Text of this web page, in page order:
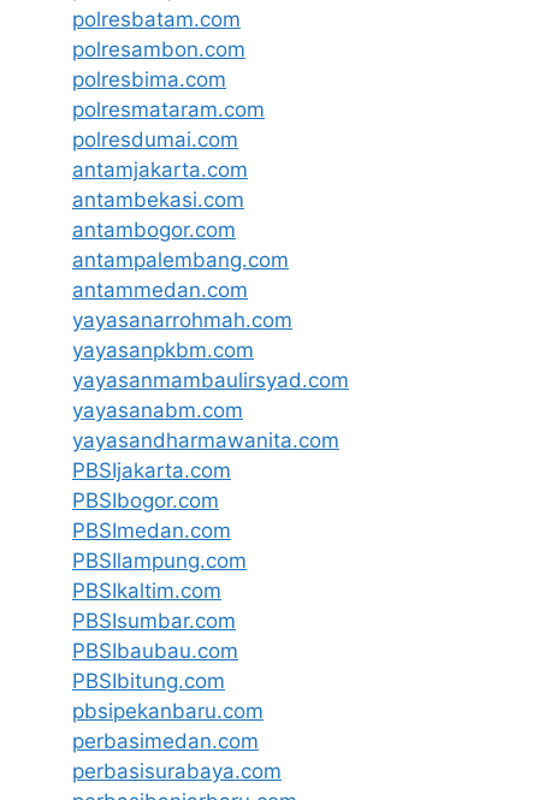
polresbatam.com
polresambon.com
polresbima.com
polresmataram.com
polresdumai.com
antamjakarta.com
antambekasi.com
antambogor.com
antampalembang.com
antammedan.com
yayasanarrohmah.com
yayasanpkbm.com
yayasanmambaulirsyad.com
yayasanabm.com
yayasandharmawanita.com
PBSIjakarta.com
PBSIbogor.com
PBSImedan.com
PBSIlampung.com
PBSIkaltim.com
PBSIsumbar.com
PBSIbaubau.com
PBSIbitung.com
pbsipekanbaru.com
perbasimedan.com
perbasisurabaya.com